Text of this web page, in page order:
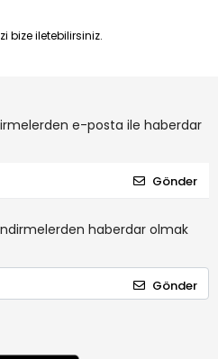
bize iletebilirsiniz.
e-posta ile haberdar
Gönder
haberdar olmak
Gönder